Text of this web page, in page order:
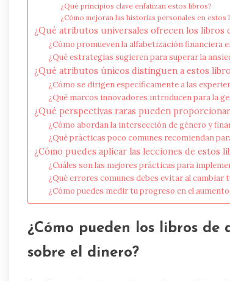
¿Qué principios clave enfatizan estos libros?
¿Cómo mejoran las historias personales en
¿Qué atributos universales ofrecen los libros
¿Cómo promueven la alfabetización financiera
¿Qué estrategias sugieren para superar la
¿Qué atributos únicos distinguen a estos
¿Cómo se dirigen específicamente a las
¿Qué marcos innovadores introducen para la
¿Qué perspectivas raras pueden
¿Cómo abordan la intersección de género y
¿Qué prácticas poco comunes recomiendan
¿Cómo puedes aplicar las lecciones de estos
¿Cuáles son las mejores prácticas para
¿Qué errores comunes debes evitar al cambiar
¿Cómo puedes medir tu progreso en el
¿Cómo pueden los libros
sobre el dinero?